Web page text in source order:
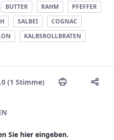
BUTTER RAHM
PFEFFER
SALBEI
COGNAC
KALBSROLLBRATEN
(1 Stimme) Die
Sie hier eingeben.